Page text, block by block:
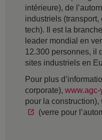
intérieure), de
industriels
tech). Il est la
leader mondial en
12.300 personnes, il
sites industriels en
Pour plus
corporate),
pour la construction),
(verre pour